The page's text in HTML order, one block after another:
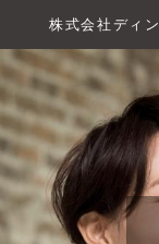
株式会社ディ